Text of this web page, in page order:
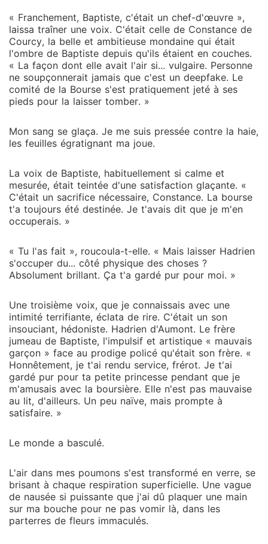
« Franchement, Baptiste, c'était un chef-d'œuvre »,
laissa traîner une voix. C'était celle de Constance de
Courcy, la belle et ambitieuse mondaine qui était
l'ombre de Baptiste depuis qu'ils étaient en couches.
« La façon dont elle avait l'air si... vulgaire. Personne
ne soupçonnerait jamais que c'est un deepfake. Le
comité de la Bourse s'est pratiquement jeté à ses
pieds pour la laisser tomber. »
Mon sang se glaça. Je me suis pressée contre la haie,
les feuilles égratignant ma joue.
La voix de Baptiste, habituellement si calme et
mesurée, était teintée d'une satisfaction glaçante. «
C'était un sacrifice nécessaire, Constance. La bourse
t'a toujours été destinée. Je t'avais dit que je m'en
occuperais. »
« Tu l'as fait », roucoula-t-elle. « Mais laisser Hadrien
s'occuper du... côté physique des choses ?
Absolument brillant. Ça t'a gardé pur pour moi. »
Une troisième voix, que je connaissais avec une
intimité terrifiante, éclata de rire. C'était un son
insouciant, hédoniste. Hadrien d'Aumont. Le frère
jumeau de Baptiste, l'impulsif et artistique « mauvais
garçon » face au prodige policé qu'était son frère. «
Honnêtement, je t'ai rendu service, frérot. Je t'ai
gardé pur pour ta petite princesse pendant que je
m'amusais avec la boursière. Elle n'est pas mauvaise
au lit, d'ailleurs. Un peu naïve, mais prompte à
satisfaire. »
Le monde a basculé.
L'air dans mes poumons s'est transformé en verre, se
brisant à chaque respiration superficielle. Une vague
de nausée si puissante que j'ai dû plaquer une main
sur ma bouche pour ne pas vomir là, dans les
parterres de fleurs immaculés.